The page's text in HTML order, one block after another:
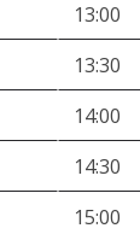
13:00
13:30
14:00
14:30
15:00